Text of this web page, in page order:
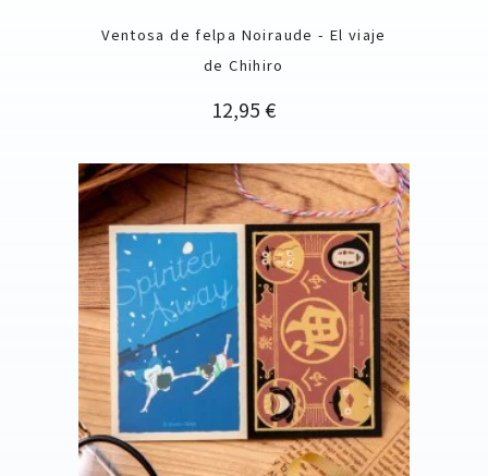
Ventosa de felpa Noiraude - El viaje
de Chihiro
Precio
12,95 €